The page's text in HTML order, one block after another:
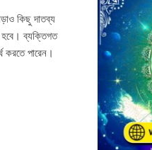
কিছু দাতব্য
হবে। ব্যক্তিগত
পারেন।